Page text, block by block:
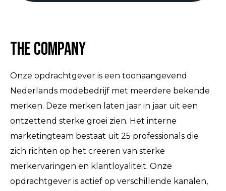
The Company
Onze opdrachtgever is een toonaangevend
Nederlands modebedrijf met meerdere bekende
merken. Deze merken laten jaar in jaar uit een
ontzettend sterke groei zien. Het interne
marketingteam bestaat uit 25 professionals die
zich richten op het creëren van sterke
merkervaringen en klantloyaliteit. Onze
opdrachtgever is actief op verschillende kanalen,